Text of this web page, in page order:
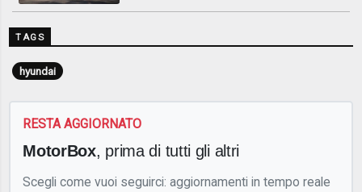
TAGS
hyundai
RESTA AGGIORNATO
MotorBox, prima di tutti gli altri
Scegli come vuoi seguirci: aggiornamenti in tempo reale